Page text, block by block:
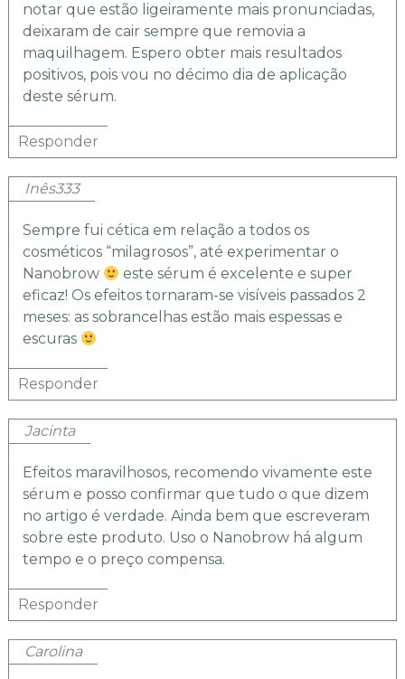
notar que estão ligeiramente mais pronunciadas,
deixaram de cair sempre que removia a
maquilhagem. Espero obter mais resultados
positivos, pois vou no décimo dia de aplicação
deste sérum.
Responder
Inês333
Sempre fui cética em relação a todos os
cosméticos “milagrosos”, até experimentar o
Nanobrow
este sérum é excelente e super
eficaz! Os efeitos tornaram-se visíveis passados 2
meses: as sobrancelhas estão mais espessas e
escuras
Responder
Jacinta
Efeitos maravilhosos, recomendo vivamente este
sérum e posso confirmar que tudo o que dizem
no artigo é verdade. Ainda bem que escreveram
sobre este produto. Uso o Nanobrow há algum
tempo e o preço compensa.
Responder
Carolina